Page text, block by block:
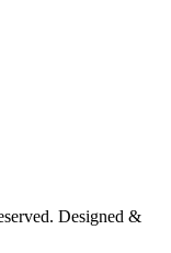
Designed &